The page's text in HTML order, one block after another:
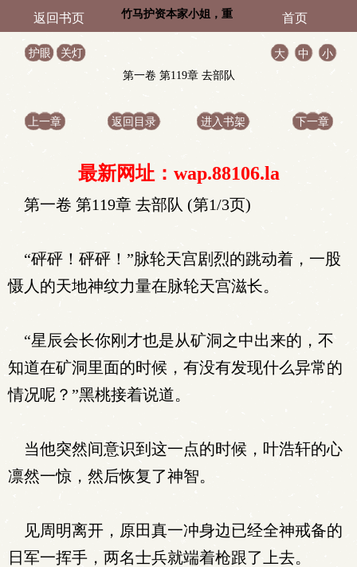
返回书页 竹马护资本家小姐，重 首页
护眼 关灯 大 中
小
第一卷 第119章 去部队
上一章 返回目录 进入书架 下一章
最新网址：wap.88106.la
第一卷 第119章 去部队 (第1/3页)
“砰砰！砰砰！”脉轮天宫剧烈的跳动着，一股
慑人的天地神纹力量在脉轮天宫滋长。
“星辰会长你刚才也是从矿洞之中出来的，不
知道在矿洞里面的时候，有没有发现什么异常的
情况呢？”黑桃接着说道。
当他突然间意识到这一点的时候，叶浩轩的心
凛然一惊，然后恢复了神智。
见周明离开，原田真一冲身边已经全神戒备的
日军一挥手，两名士兵就端着枪跟了上去。